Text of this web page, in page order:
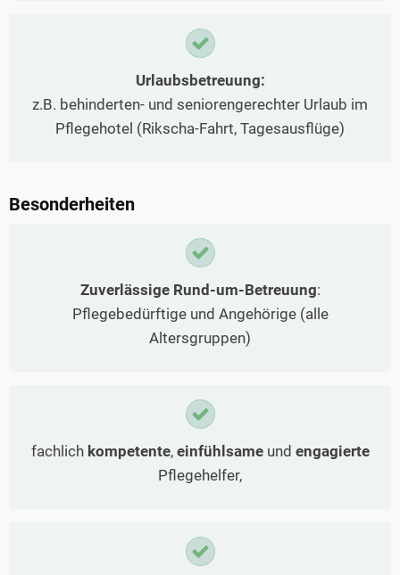
Urlaubsbetreuung:
z.B. behinderten- und seniorengerechter Urlaub im
Pflegehotel (Rikscha-Fahrt, Tagesausflüge)
Besonderheiten
Zuverlässige Rund-um-Betreuung:
Pflegebedürftige und Angehörige (alle
Altersgruppen)
fachlich kompetente, einfühlsameund engagierte
Pflegehelfer,